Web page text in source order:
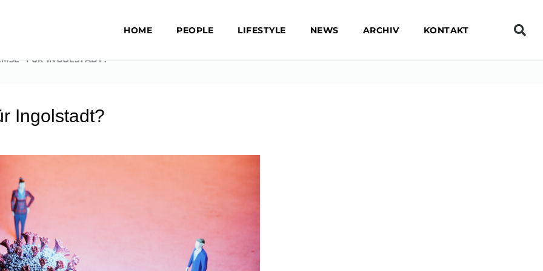
HOME PEOPLE LIFESTYLE NEWS ARCHIV KONTAKT
FÜR INGOLSTADT?
Ingolstadt?